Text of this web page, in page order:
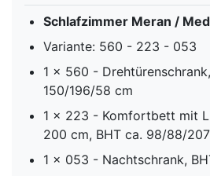
Schlafzimmer Meran /
Variante: 560 - 223 - 053
1 x 560 -
150/196/58 cm
1 x 223 - Komfortbett mit
200 cm, BHT ca. 98/88/
1 x 053 - Nachtschrank,